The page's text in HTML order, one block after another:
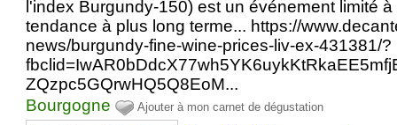
l'index Burgundy-150) est un événement limité
tendance à plus long terme... https://
news/burgundy-fine-wine-prices-liv-ex-431381/?
ZQzpc5GQrwHQ5Q8EoM...
Bourgogne
Ajouter à mon carnet de dégustation